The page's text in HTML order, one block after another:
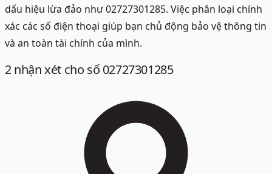
dấu hiệu lừa đảo như 02727301285. Việc phân loại chính
xác các số điện thoại giúp bạn chủ động bảo vệ thông tin
và an toàn tài chính của mình.
2nhận xét cho số 02727301285